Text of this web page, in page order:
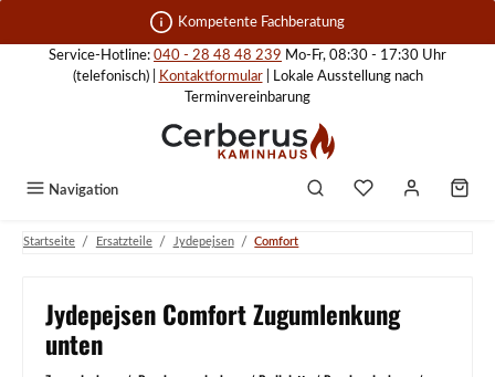
Zum Hauptinhalt springen Kompetente Fachberatung
Service-Hotline: 040 - 28 48 48 239 Mo-Fr, 08:30 - 17:30 Uhr
(telefonisch) |
Kontaktformular| Lokale Ausstellung nach
Terminvereinbarung
Navigation
Startseite / Ersatzteile / Jydepejsen / Comfort
Jydepejsen Comfort Zugumlenkung
unten